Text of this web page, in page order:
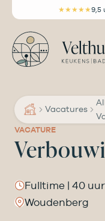
inhoud
★★★★★9,5
Vacatures
VACATURE
Fulltime | 40 uur
Woudenberg